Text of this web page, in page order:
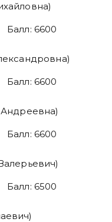
Балл: 6600
Балл: 6600
Балл: 6600
Балл: 6500